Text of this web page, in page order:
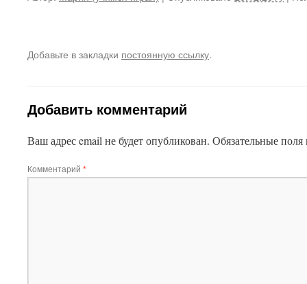
Добавьте в закладки постоянную ссылку.
Добавить комментарий
Ваш адрес email не будет опубликован. Обязательные
Комментарий *